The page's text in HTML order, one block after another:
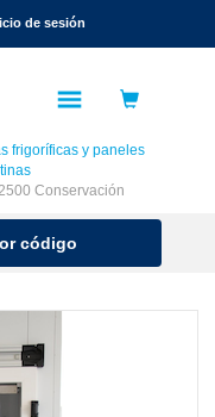
de sesión
frigoríficas y paneles
Conservación
código